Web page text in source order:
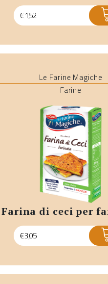
€1,52
Le Farine Magiche
Farine
farina di ceci per
€3,05